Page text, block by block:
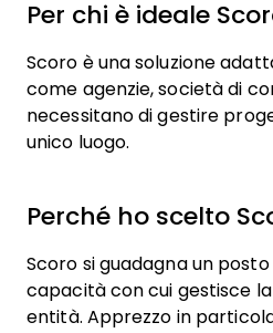
Per chi è ideale
Scoro è una soluzione
come agenzie, società di
necessitano di gestire
unico luogo.
Perché ho scelto
Scoro si guadagna un
capacità con cui gestisce
entità. Apprezzo in